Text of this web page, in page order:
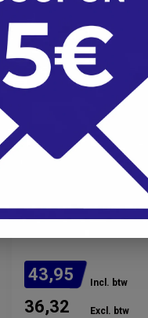
Omron Comfort
43,95 Incl. btw
36,32 Excl. btw